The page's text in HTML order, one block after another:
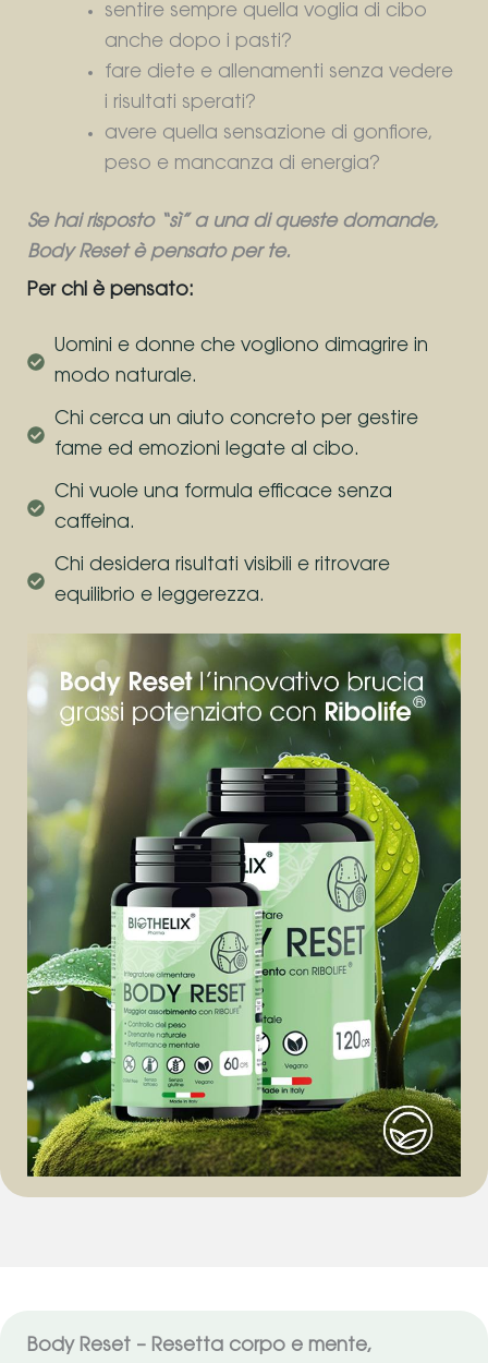
sentire sempre quella voglia di cibo
anche dopo i pasti?
fare diete e allenamenti senza vedere
i risultati sperati?
avere quella sensazione di gonfiore,
peso e mancanza di energia?
Se hai risposto “sì” a una di queste domande,
Body Reset è pensato per te.
Per chi è pensato:
Uomini e donne che vogliono dimagrire in
modo naturale.
Chi cerca un aiuto concreto per gestire
fame ed emozioni legate al cibo.
Chi vuole una formula efficace senza
caffeina.
Chi desidera risultati visibili e ritrovare
equilibrio e leggerezza.
Body Reset – Resetta corpo e mente,